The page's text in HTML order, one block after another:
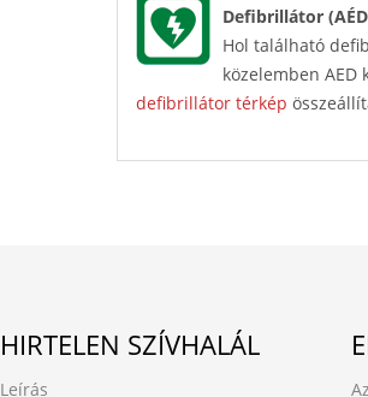
Defibrillátor
Hol található
közelemben AED
defibrillátor térkép
HIRTELEN SZÍVHALÁL
Leírás